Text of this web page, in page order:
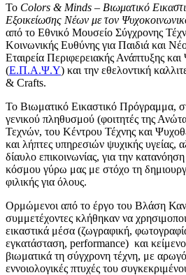
Το Colors & Minds – Βιωματικό
Εξοικείωσης Νέων με τον
από το Εθνικό Μουσείο Σύγχρονης
Κοινωνικής Ευθύνης για Παιδιά και
Εταιρεία Περιφερειακής Ανάπτυξης και
(Ε.Π.Α.Ψ.Υ) και την εθελοντική
& Crafts.
Το Βιωματικό Εικαστικό Πρόγραμμα,
γενικού πληθυσμού (φοιτητές της
Τεχνών, του Κέντρου Τέχνης και
και λήπτες υπηρεσιών ψυχικής υγείας,
δίαυλο επικοινωνίας, για την
κόσμου γύρω μας με στόχο τη
φιλικής για όλους.
Ορμώμενοι από το έργο του Βλάση
συμμετέχοντες κλήθηκαν να
εικαστικά μέσα (ζωγραφική,
εγκατάσταση, performance) και
βιωματικά τη σύγχρονη τέχνη, με αρωγό
εννοιολογικές πτυχές του